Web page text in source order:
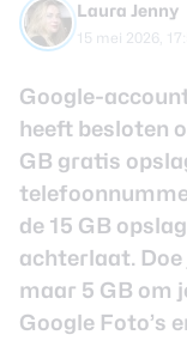
Laura Jenny
15 mei 2026,
Google-
heeft besloten
GB gratis
de 15 GB
achterlaat.
maar 5 GB om
Google Foto’s